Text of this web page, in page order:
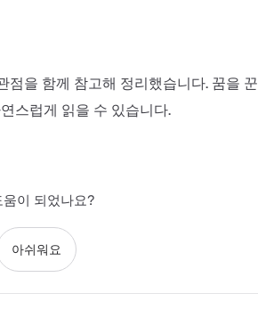
점을 함께 참고해 정리했습니다. 꿈을 꾼
스럽게 읽을 수 있습니다.
이 되었나요?
아쉬워요